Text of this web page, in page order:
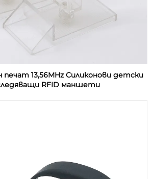
печат 13,56MHz Силиконови детски
RFID маншети